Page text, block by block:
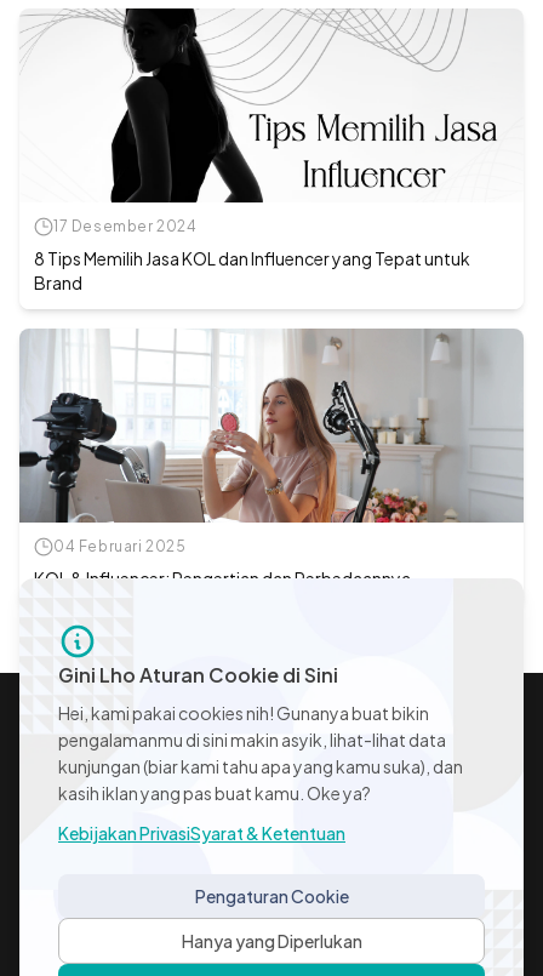
17 Desember 2024
8 Tips Memilih Jasa KOL dan Influencer yang Tepat untuk
Brand
04 Februari 2025
KOL & Influencer: Pengertian dan Perbedaannya
FAQ
Kebijakan Privasi
Syarat & Ketentuan
Pengaturan Cookie
Kontak
Gini Lho Aturan Cookie di Sini
Hei, kami pakai cookies nih! Gunanya buat bikin
pengalamanmu di sini makin asyik, lihat-lihat data
kunjungan (biar kami tahu apa yang kamu suka), dan
kasih iklan yang pas buat kamu. Oke ya?
Kebijakan PrivasiSyarat & Ketentuan
Pengaturan Cookie
Hanya yang Diperlukan